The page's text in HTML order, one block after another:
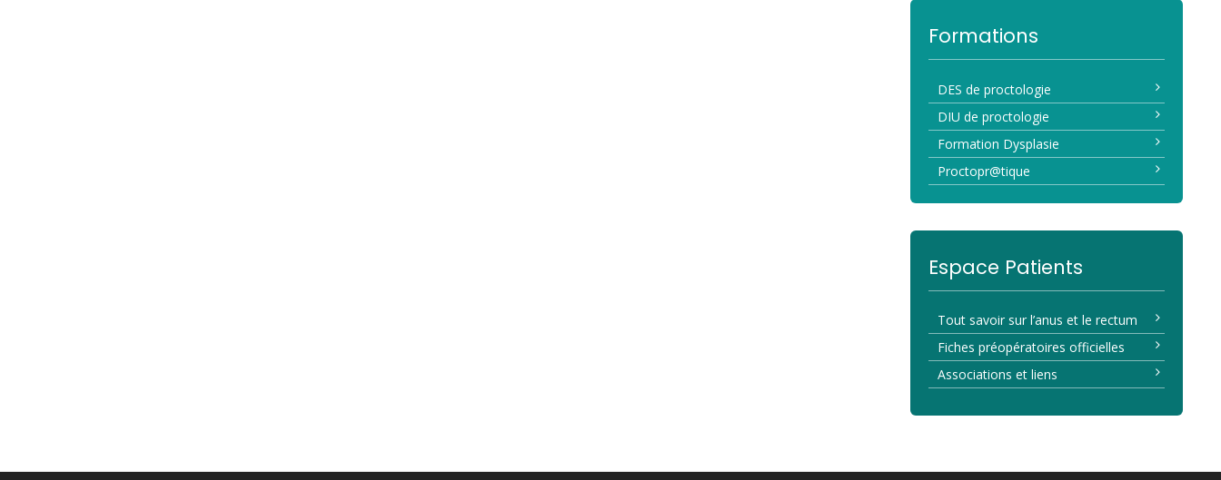
Formations
DES de proctologie
DIU de proctologie
Formation Dysplasie
Proctopr@tique
Espace Patients
Tout savoir sur l’anus et le rectum
Fiches préopératoires officielles
Associations et liens